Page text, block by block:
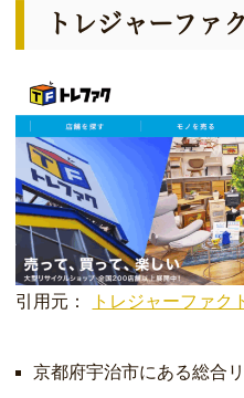
トレジャーファ
引用元： トレジャーファク
京都府宇治市にある総合